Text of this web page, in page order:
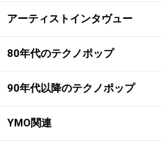
アーティストインタヴュー
80年代のテクノポップ
90年代以降のテクノポップ
YMO関連